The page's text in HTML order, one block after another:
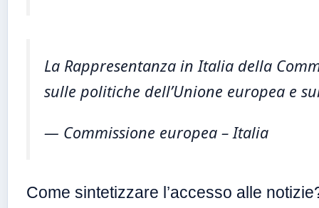
La Rappresentanza in Italia della
sulle politiche dell’Unione europea e
— Commissione europea – Italia
Come sintetizzare l’accesso alle